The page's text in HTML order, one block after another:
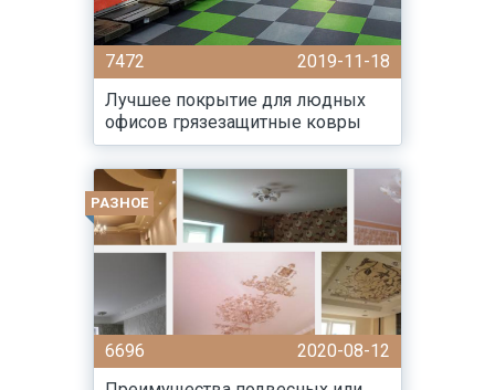
7472
2019-11-18
Лучшее покрытие для людных
офисов грязезащитные ковры
РАЗНОЕ
6696
2020-08-12